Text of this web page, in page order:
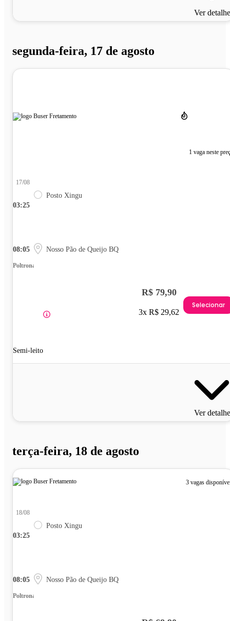
Ver
segunda-feira, 17 de agosto
1 vaga neste
03:25
17/08
Posto Xingu
08:05 Nosso Pão de Queijo BQ
Poltrona
Semi-leito
R$ 79,90
3x R$ 29,62
Selecionar
Ver
terça-feira, 18 de agosto
3 vagas
03:25
18/08
Posto Xingu
08:05 Nosso Pão de Queijo BQ
Poltrona